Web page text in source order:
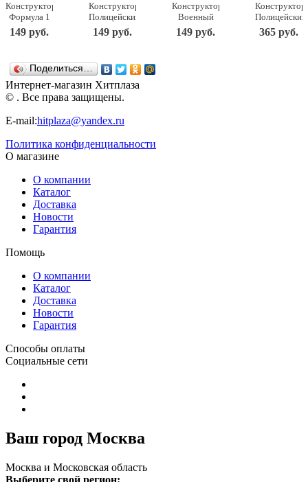
Конструктор
Формула 1
красная, 54
детали 8116
149 руб.
Конструктор
Полицейский
джип 34
детали 7206
149 руб.
Конструктор
Военный
вертолет в
пакетике 29
149 руб.
Конструктор
Полицейский
мотоцикл
61 деталь
365 руб.
Поделиться…
Интернет-магазин Хитплаза
© . Все права защищены.
E-mail:hitplaza@yandex.ru
Политика конфиденциальности
О магазине
О компании
Каталог
Доставка
Новости
Гарантия
Помощь
О компании
Каталог
Доставка
Новости
Гарантия
Способы оплаты
Социальные сети
Ваш город Москва
Москва и Московская область
Выберите свой регион: